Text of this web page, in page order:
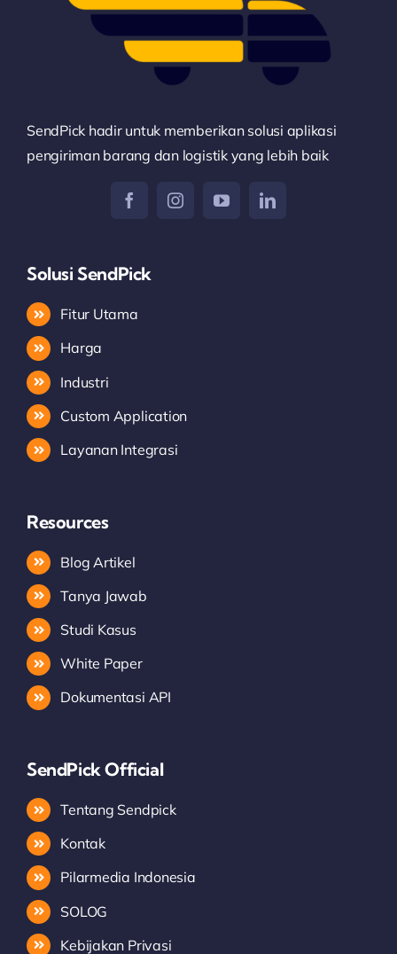
SendPick hadir untuk memberikan solusi aplikasi
pengiriman barang dan logistik yang lebih baik
Solusi SendPick
Fitur Utama
Harga
Industri
Custom Application
Layanan Integrasi
Resources
Blog Artikel
Tanya Jawab
Studi Kasus
White Paper
Dokumentasi API
SendPick Official
Tentang Sendpick
Kontak
Pilarmedia Indonesia
SOLOG
Kebijakan Privasi